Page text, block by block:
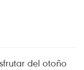
del otoño